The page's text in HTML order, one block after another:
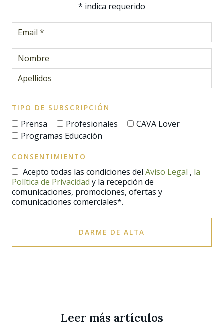
* indica requerido
TIPO DE SUBSCRIPCIÓN
Prensa Profesionales
CAVA Lover
Programas Educación
CONSENTIMIENTO
Acepto todas las condiciones del Aviso Legal , la
Política de Privacidad y la recepción de
comunicaciones, promociones, ofertas y
comunicaciones comerciales*.
DARME DE ALTA
Leer más artículos